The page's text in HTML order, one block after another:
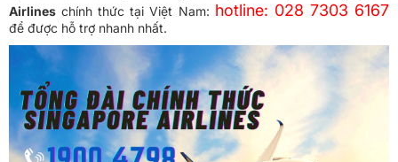
Airlines chính thức tại Việt Nam: hotline: 028 7303 6167
để được hỗ trợ nhanh nhất.